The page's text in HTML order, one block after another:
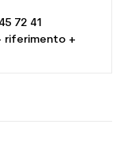
72 41
riferimento +